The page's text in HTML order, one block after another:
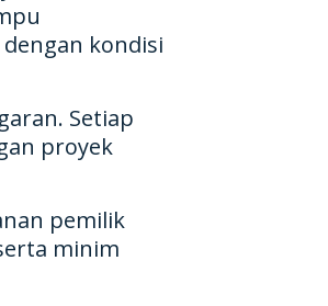
kondisi
Setiap
proyek
pemilik
minim